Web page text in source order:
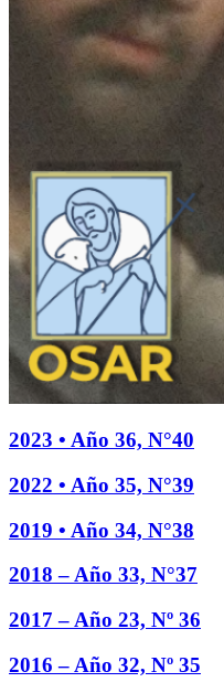
2023 • Año 36, N°40
2022 • Año 35, N°39
2019 • Año 34, N°38
2018 – Año 33, N°37
2017 – Año 23, Nº 36
2016 – Año 32, Nº 35